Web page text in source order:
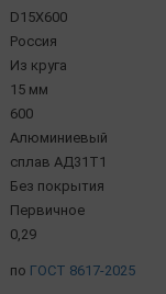
D15X600
Россия
Из круга
15 мм
600
Алюминиевый
сплав АД31Т1
Без покрытия
Первичное
0,29
по ГОСТ 8617-2025